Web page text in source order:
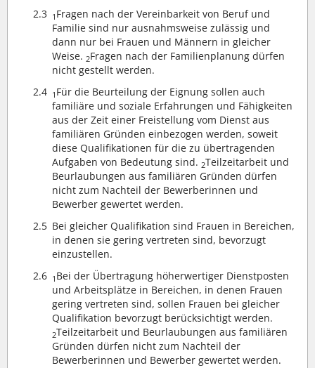
2.3
1 Fragen nach der Vereinbarkeit von Beruf und
Familie sind nur ausnahmsweise zulässig und
dann nur bei Frauen und Männern in gleicher
Weise. 2Fragen nach der Familienplanung dürfen
nicht gestellt werden.
2.4 1 Für die Beurteilung der Eignung sollen auch
familiäre und soziale Erfahrungen und Fähigkeiten
aus der Zeit einer Freistellung vom Dienst aus
familiären Gründen einbezogen werden, soweit
diese Qualifikationen für die zu übertragenden
Aufgaben von Bedeutung sind. 2Teilzeitarbeit und
Beurlaubungen aus familiären Gründen dürfen
nicht zum Nachteil der Bewerberinnen und
Bewerber gewertet werden.
2.5 Bei gleicher Qualifikation sind Frauen in Bereichen,
in denen sie gering vertreten sind, bevorzugt
einzustellen.
2.6 1 Bei der Übertragung höherwertiger Dienstposten
und Arbeitsplätze in Bereichen, in denen Frauen
gering vertreten sind, sollen Frauen bei gleicher
Qualifikation bevorzugt berücksichtigt werden.
2Teilzeitarbeit und Beurlaubungen aus familiären
Gründen dürfen nicht zum Nachteil der
Bewerberinnen und Bewerber gewertet werden.